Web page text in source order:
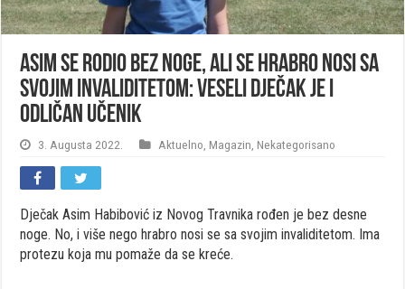
Asim se rodio bez noge, ali se hrabro nosi sa
svojim invaliditetom: Veseli dječak je i
odličan učenik
3. Augusta 2022. Aktuelno Magazin Nekategorisano
Dječak Asim Habibović iz Novog Travnika rođen je bez desne
noge. No, i više nego hrabro nosi se sa svojim invaliditetom. Ima
protezu koja mu pomaže da se kreće.